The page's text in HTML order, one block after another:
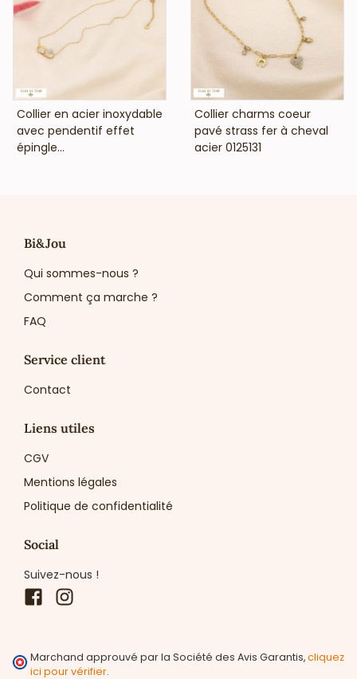
VOIR LE PRIX
Collier en acier inoxydable
avec pendentif effet
épingle...
VOIR LE PRIX
Collier charms coeur
pavé strass fer à cheval
acier 0125131
Bi&Jou
Qui sommes-nous ?
Comment ça marche ?
FAQ
Service client
Contact
Liens utiles
CGV
Mentions légales
Politique de confidentialité
Social
Suivez-nous !
Facebook
Marchand approuvé par la Société des Avis Garantis,cliquez
ici pour vérifier.